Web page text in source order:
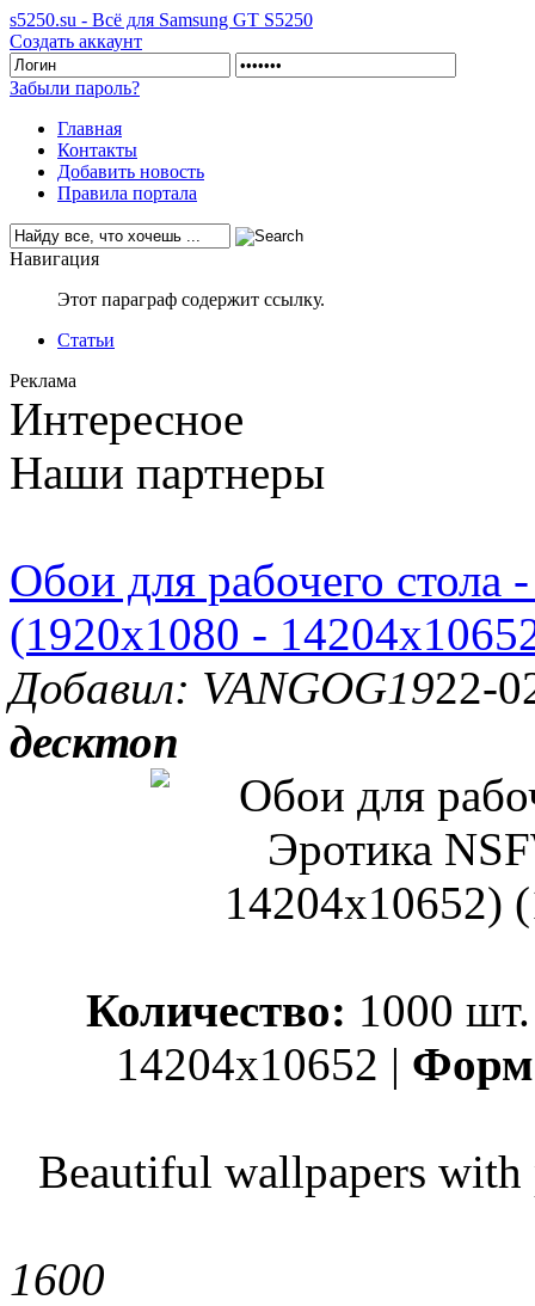
s5250.su - Всё для Samsung GT S5250
Создать аккаунт
Забыли пароль?
Главная
Контакты
Добавить новость
Правила портала
Навигация
Этот параграф содержит ссылку.
Статьи
Реклама
Интересное
Наши партнеры
Обои для рабочего
(1920x1080 -
Добавил: VANGOG1922-
десктоп
Количество: 1000
14204x10652 |
Beautiful wallpapers
1600